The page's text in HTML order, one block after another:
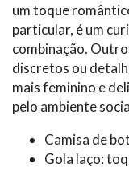
um toque
particular, é um
combinação.
discretos ou
mais feminino e
pelo ambiente
Camisa de
Gola laço: